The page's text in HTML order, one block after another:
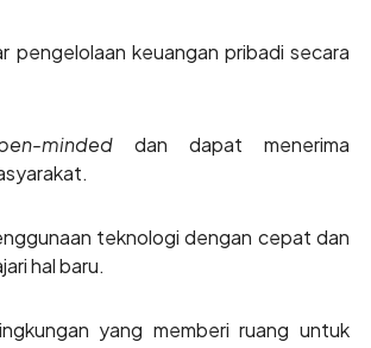
pengelolaan keuangan pribadi secara
minded dan dapat menerima
teknologi dengan cepat dan
hal baru.
yang memberi ruang untuk